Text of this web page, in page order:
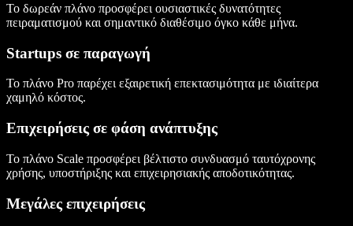
Το δωρεάν πλάνο προσφέρει ουσιαστικές δυνατότητες
πειραματισμού και σημαντικό διαθέσιμο όγκο κάθε μήνα.
Startups σε παραγωγή
Το πλάνο Pro παρέχει εξαιρετική επεκτασιμότητα με ιδιαίτερα
χαμηλό κόστος.
Επιχειρήσεις σε φάση ανάπτυξης
Το πλάνο Scale προσφέρει βέλτιστο συνδυασμό ταυτόχρονης
χρήσης, υποστήριξης και επιχειρησιακής αποδοτικότητας.
Μεγάλες επιχειρήσεις